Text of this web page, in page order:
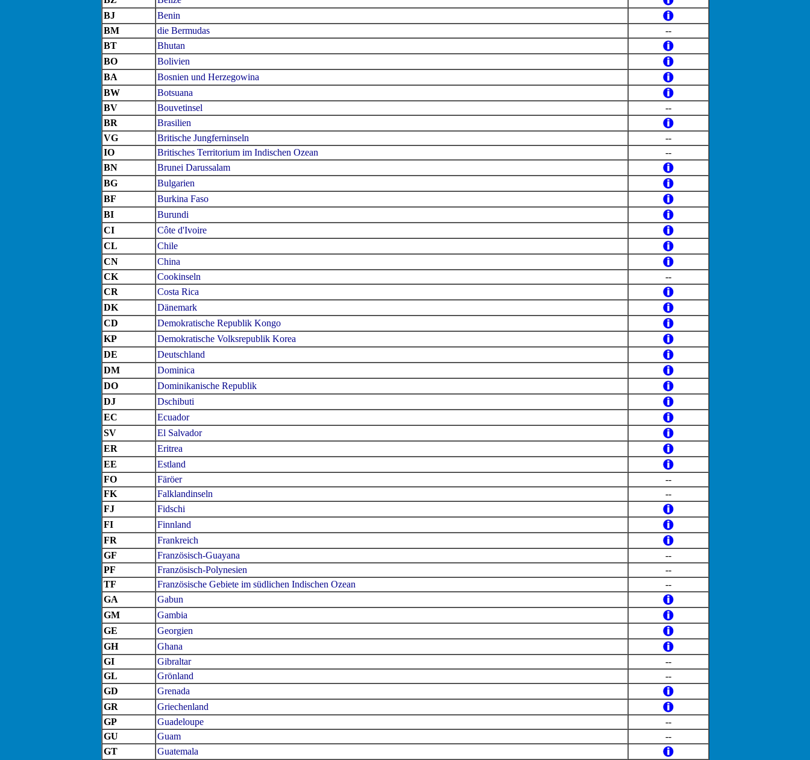
BJ
Benin
BM
die Bermudas
--
BT
Bhutan
BO
Bolivien
BA
Bosnien und Herzegowina
BW
Botsuana
BV
Bouvetinsel
--
BR
Brasilien
VG
Britische Jungferninseln
--
IO
Britisches Territorium im Indischen Ozean
--
BN
Brunei Darussalam
BG
Bulgarien
BF
Burkina Faso
BI
Burundi
CI
Côte d'Ivoire
CL
Chile
CN
China
CK
Cookinseln
--
CR
Costa Rica
DK
Dänemark
CD
Demokratische Republik Kongo
KP
Demokratische Volksrepublik Korea
DE
Deutschland
DM
Dominica
DO
Dominikanische Republik
DJ
Dschibuti
EC
Ecuador
SV
El Salvador
ER
Eritrea
EE
Estland
FO
Färöer
--
FK
Falklandinseln
--
FJ
Fidschi
FI
Finnland
FR
Frankreich
GF
Französisch-Guayana
--
PF
Französisch-Polynesien
--
TF
Französische Gebiete im südlichen Indischen Ozean
--
GA
Gabun
GM
Gambia
GE
Georgien
GH
Ghana
GI
Gibraltar
--
GL
Grönland
--
GD
Grenada
GR
Griechenland
GP
Guadeloupe
--
GU
Guam
--
GT
Guatemala